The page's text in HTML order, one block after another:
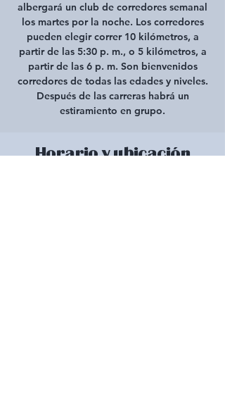
albergará un club de corredores semanal
los martes por la noche. Los corredores
pueden elegir correr 10 kilómetros, a
partir de las 5:30 p. m., o 5 kilómetros, a
partir de las 6 p. m. Son bienvenidos
corredores de todas las edades y niveles.
Después de las carreras habrá un
estiramiento en grupo.
Horario y ubicación